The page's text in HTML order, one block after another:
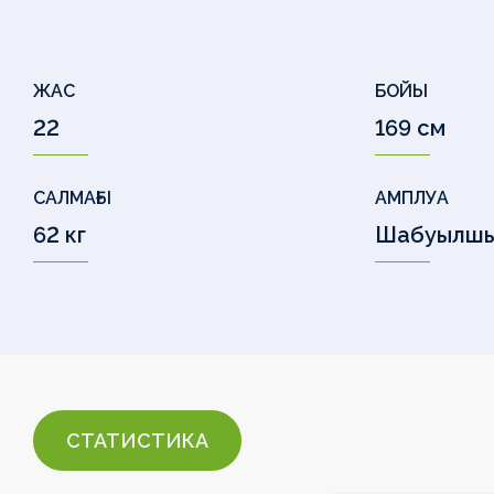
ЖАС
22
БОЙЫ
169 см
САЛМАҒЫ
62 кг
АМПЛУА
СТАТИСТИКА